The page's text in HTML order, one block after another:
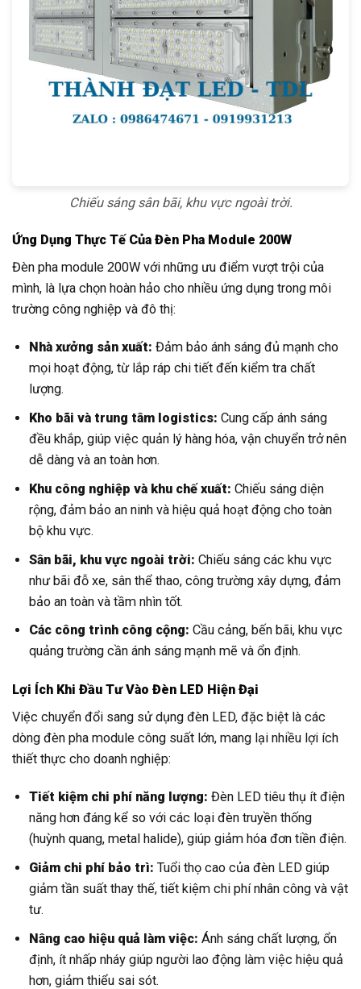
Chiếu sáng sân bãi, khu vực ngoài trời.
Ứng Dụng Thực Tế Của Đèn Pha Module 200W
Đèn pha module 200W với những ưu điểm vượt trội của
mình, là lựa chọn hoàn hảo cho nhiều ứng dụng trong môi
trường công nghiệp và đô thị:
Nhà xưởng sản xuất: Đảm bảo ánh sáng đủ mạnh cho
mọi hoạt động, từ lắp ráp chi tiết đến kiểm tra chất
lượng.
Kho bãi và trung tâm logistics: Cung cấp ánh sáng
đều khắp, giúp việc quản lý hàng hóa, vận chuyển trở nên
dễ dàng và an toàn hơn.
Khu công nghiệp và khu chế xuất: Chiếu sáng diện
rộng, đảm bảo an ninh và hiệu quả hoạt động cho toàn
bộ khu vực.
Sân bãi, khu vực ngoài trời: Chiếu sáng các khu vực
như bãi đỗ xe, sân thể thao, công trường xây dựng, đảm
bảo an toàn và tầm nhìn tốt.
Các công trình công cộng: Cầu cảng, bến bãi, khu vực
quảng trường cần ánh sáng mạnh mẽ và ổn định.
Lợi Ích Khi Đầu Tư Vào Đèn LED Hiện Đại
Việc chuyển đổi sang sử dụng đèn LED, đặc biệt là các
dòng đèn pha module công suất lớn, mang lại nhiều lợi ích
thiết thực cho doanh nghiệp:
Tiết kiệm chi phí năng lượng: Đèn LED tiêu thụ ít điện
năng hơn đáng kể so với các loại đèn truyền thống
(huỳnh quang, metal halide), giúp giảm hóa đơn tiền điện.
Giảm chi phí bảo trì: Tuổi thọ cao của đèn LED giúp
giảm tần suất thay thế, tiết kiệm chi phí nhân công và vật
tư.
Nâng cao hiệu quả làm việc: Ánh sáng chất lượng, ổn
định, ít nhấp nháy giúp người lao động làm việc hiệu quả
hơn, giảm thiểu sai sót.